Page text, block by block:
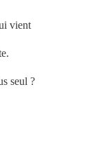
vient
seul ?